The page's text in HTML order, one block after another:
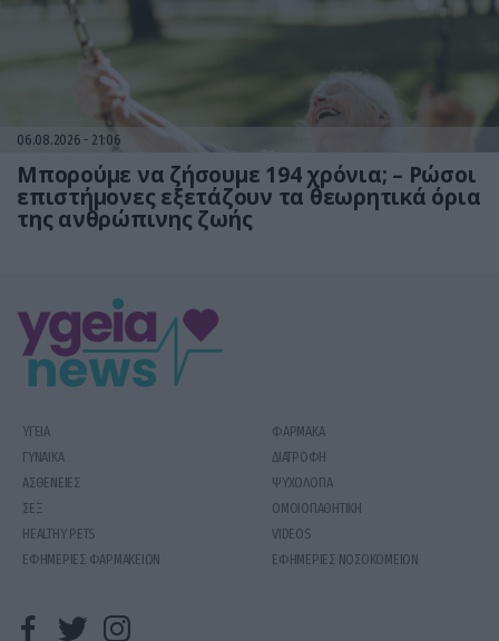
06.08.2026 21:06
Μπορούμε να ζήσουμε 194 χρόνια; – Ρώσοι
επιστήμονες εξετάζουν τα θεωρητικά όρια
της ανθρώπινης ζωής
ΥΓΕΙΑ
ΦΑΡΜΑΚΑ
ΓΥΝΑΙΚΑ
ΔΙΑΤΡΟΦΗ
ΑΣΘΕΝΕΙΕΣ
ΨΥΧΟΛΟΓΙΑ
ΣΕΞ
ΟΜΟΙΟΠΑΘΗΤΙΚΗ
HEALTHY PETS
VIDEOS
ΕΦΗΜΕΡΙΕΣ ΦΑΡΜΑΚΕΙΩΝ
ΕΦΗΜΕΡΙΕΣ ΝΟΣΟΚΟΜΕΙΩΝ